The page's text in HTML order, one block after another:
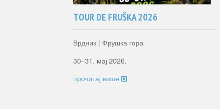
ТOUR DE FRUŠKA 2026
Врдник | Фрушка гора
30–31. мај 2026.
прочитај више